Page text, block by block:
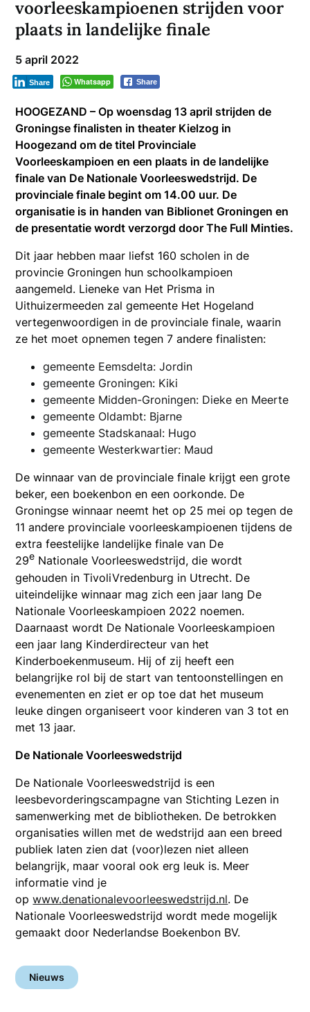
voorleeskampioenen strijden voor
plaats in landelijke finale
5 april 2022
Whatsapp Share
Share
HOOGEZAND – Op woensdag 13 april strijden de
Groningse finalisten in theater Kielzog in
Hoogezand om de titel Provinciale
Voorleeskampioen en een plaats in de landelijke
finale van De Nationale Voorleeswedstrijd. De
provinciale finale begint om 14.00 uur. De
organisatie is in handen van Biblionet Groningen en
de presentatie wordt verzorgd door The Full Minties.
Dit jaar hebben maar liefst 160 scholen in de
provincie Groningen hun schoolkampioen
aangemeld. Lieneke van Het Prisma in
Uithuizermeeden zal gemeente Het Hogeland
vertegenwoordigen in de provinciale finale, waarin
ze het moet opnemen tegen 7 andere finalisten:
gemeente Eemsdelta: Jordin
gemeente Groningen: Kiki
gemeente Midden-Groningen: Dieke en Meerte
gemeente Oldambt: Bjarne
gemeente Stadskanaal: Hugo
gemeente Westerkwartier: Maud
De winnaar van de provinciale finale krijgt een grote
beker, een boekenbon en een oorkonde. De
Groningse winnaar neemt het op 25 mei op tegen de
11 andere provinciale voorleeskampioenen tijdens de
extra feestelijke landelijke finale van De
29e Nationale Voorleeswedstrijd, die wordt
gehouden in TivoliVredenburg in Utrecht. De
uiteindelijke winnaar mag zich een jaar lang De
Nationale Voorleeskampioen 2022 noemen.
Daarnaast wordt De Nationale Voorleeskampioen
een jaar lang Kinderdirecteur van het
Kinderboekenmuseum. Hij of zij heeft een
belangrijke rol bij de start van tentoonstellingen en
evenementen en ziet er op toe dat het museum
leuke dingen organiseert voor kinderen van 3 tot en
met 13 jaar.
De Nationale Voorleeswedstrijd
De Nationale Voorleeswedstrijd is een
leesbevorderingscampagne van Stichting Lezen in
samenwerking met de bibliotheken. De betrokken
organisaties willen met de wedstrijd aan een breed
publiek laten zien dat (voor)lezen niet alleen
belangrijk, maar vooral ook erg leuk is. Meer
informatie vind je
opwww.denationalevoorleeswedstrijd.nl. De
Nationale Voorleeswedstrijd wordt mede mogelijk
gemaakt door Nederlandse Boekenbon BV.
Nieuws